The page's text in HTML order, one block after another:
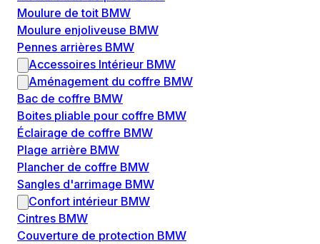
Moulure de toit BMW
Moulure enjoliveuse BMW
Pennes arrières BMW
Accessoires Intérieur BMW
Aménagement du coffre BMW
Bac de coffre BMW
Boites pliable pour coffre BMW
Éclairage de coffre BMW
Plage arrière BMW
Plancher de coffre BMW
Sangles d'arrimage BMW
Confort intérieur BMW
Cintres BMW
Couverture de protection BMW